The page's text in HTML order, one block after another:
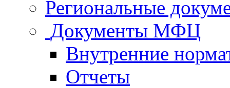
Региональные
Документы МФЦ
Внутренние
Отчеты